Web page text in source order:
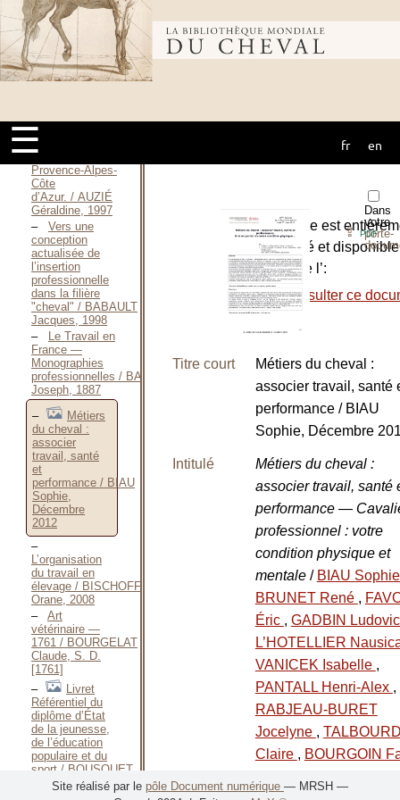
Bibliothèque
mondiale du
cheval
☰ fr en
Cheval —
Spécial
Formation / Association
Handi-Cheval,
1988
Contrat
moniteurs
d’équitation en
région
Provence-Alpes-
Côte
d’Azur. / AUZIÉ
Géraldine, 1997
Vers une
conception
actualisée de
l’insertion
professionnelle
dans la filière
"cheval" / BABAULT
Jacques, 1998
Le Travail en
France —
Monographies
professionnelles / BARBERET
Joseph, 1887
Métiers
du cheval :
associer
travail, santé
et
performance / BIAU
Sophie,
Décembre
2012
L’organisation
du travail en
élevage / BISCHOFF
Orane, 2008
Art
vétérinaire —
1761 / BOURGELAT
Claude, S. D.
[1761]
Livret
Référentiel du
diplôme d’État
de la jeunesse,
de l’éducation
populaire et du
sport / BOUSQUET
Laurent, Mars
Dans
votre
porte-
⇪PDF
L’ouvrage est
numérisé et
le site de l’:
-Consulter ce
Titre court
Métiers du cheval :
associer travail, santé
performance / BIAU
Sophie, Décembre
Intitulé
Métiers du cheval :
associer travail, santé
performance —
professionnel : votre
condition physique et
mentale / BIAU
BRUNET René ,
Éric , GADBIN
L’HOTELLIER
VANICEK Isabelle ,
PANTALL Henri-Alex ,
RABJEAU-BURET
Jocelyne ,
Claire , BOURGOIN
Site réalisé par le pôle Document numérique — MRSH —